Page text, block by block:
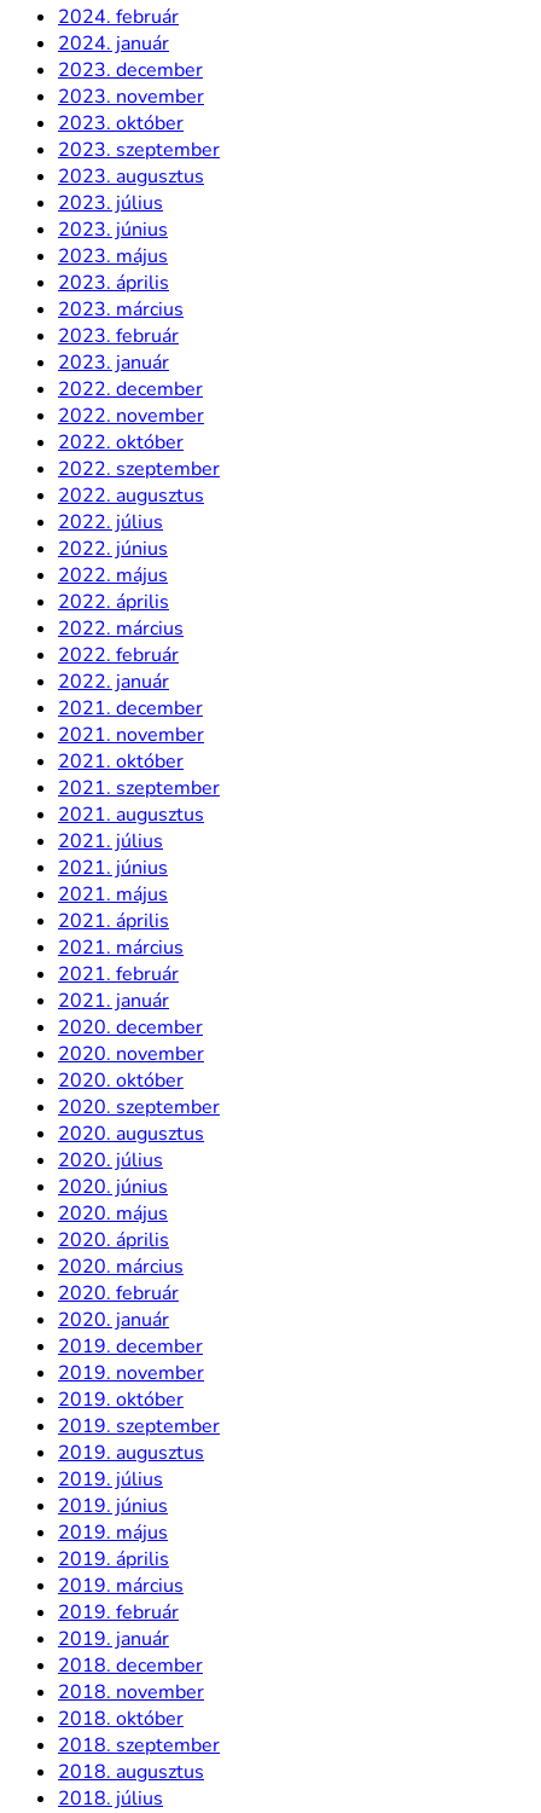
2024. február
2024. január
2023. december
2023. november
2023. október
2023. szeptember
2023. augusztus
2023. július
2023. június
2023. május
2023. április
2023. március
2023. február
2023. január
2022. december
2022. november
2022. október
2022. szeptember
2022. augusztus
2022. július
2022. június
2022. május
2022. április
2022. március
2022. február
2022. január
2021. december
2021. november
2021. október
2021. szeptember
2021. augusztus
2021. július
2021. június
2021. május
2021. április
2021. március
2021. február
2021. január
2020. december
2020. november
2020. október
2020. szeptember
2020. augusztus
2020. július
2020. június
2020. május
2020. április
2020. március
2020. február
2020. január
2019. december
2019. november
2019. október
2019. szeptember
2019. augusztus
2019. július
2019. június
2019. május
2019. április
2019. március
2019. február
2019. január
2018. december
2018. november
2018. október
2018. szeptember
2018. augusztus
2018. július